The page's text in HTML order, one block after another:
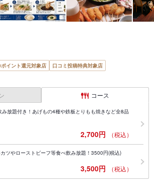
イント還元対象店
口コミ投稿特典対象店
コース
み放題付き！あげもの4種や鉄板とりもも焼きなど全8品
2,700円 （税込）
ツやローストビーフ等食べ飲み放題！3500円(税込)
3,500円 （税込）